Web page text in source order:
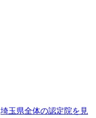
埼玉県全体の認定院を見